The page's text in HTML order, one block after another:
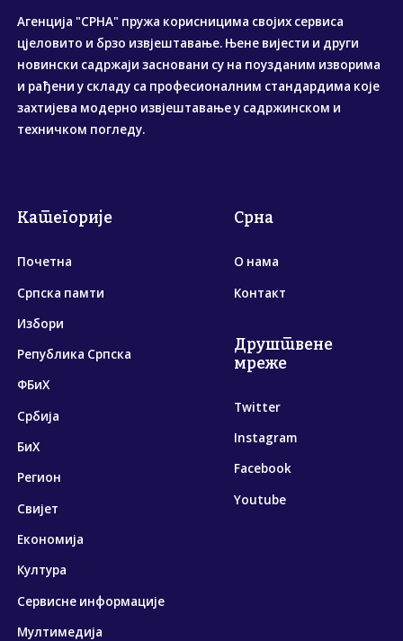
Агенција "СРНА" пружа корисницима својих сервиса
цјеловито и брзо извјештавање. Њене вијести и други
новински садржаји засновани су на поузданим изворима
и рађени у складу са професионалним стандардима које
захтијева модерно извјештавање у садржинском и
техничком погледу.
Категорије
Почетна
Српска памти
Избори
Република Српска
ФБиХ
Србија
БиХ
Регион
Свијет
Економија
Култура
Сервисне информације
Мултимедија
Срна
О нама
Контакт
Друштвене
мреже
Twitter
Instagram
Facebook
Youtube